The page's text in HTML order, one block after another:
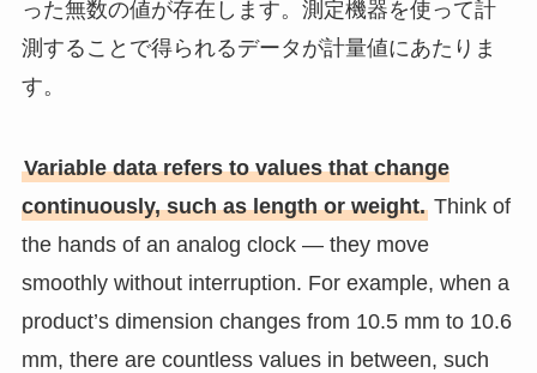
った無数の値が存在します。測定機器を使って計
測することで得られるデータが計量値にあたりま
す。
Variable data refers to values that change
continuously, such as length or weight.Think of
the hands of an analog clock — they move
smoothly without interruption. For example, when a
product’s dimension changes from 10.5 mm to 10.6
mm, there are countless values in between, such